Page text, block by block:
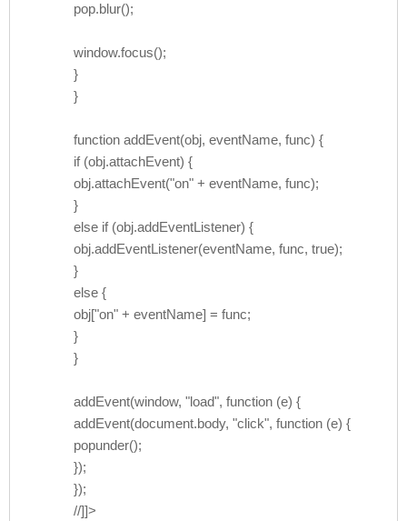
pop.blur();
window.focus();
}
}
function addEvent(obj, eventName, func) {
if (obj.attachEvent) {
obj.attachEvent("on" + eventName, func);
}
else if (obj.addEventListener) {
obj.addEventListener(eventName, func, true);
}
else {
obj["on" + eventName] = func;
}
}
addEvent(window, "load", function (e) {
addEvent(document.body, "click", function (e) {
popunder();
});
});
//]]>